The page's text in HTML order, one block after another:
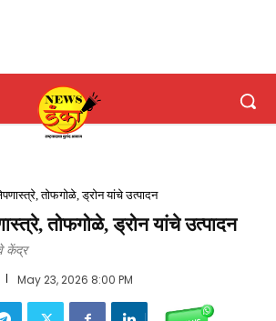
तोफगोळे, ड्रोन यांचे उत्पादन
तोफगोळे, ड्रोन यांचे उत्पादन
केंद्र
May 23, 2026 8:00 PM